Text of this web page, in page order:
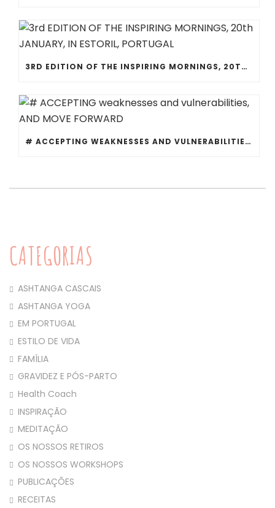
3RD EDITION OF THE INSPIRING MORNINGS, 20TH JANUARY, IN ESTORIL, PORTUGAL
# ACCEPTING WEAKNESSES AND VULNERABILITIES, AND MOVE FORWARD
CATEGORIAS
ASHTANGA CASCAIS
ASHTANGA YOGA
EM PORTUGAL
ESTILO DE VIDA
FAMÍLIA
GRAVIDEZ E PÓS-PARTO
Health Coach
INSPIRAÇÃO
MEDITAÇÃO
OS NOSSOS RETIROS
OS NOSSOS WORKSHOPS
PUBLICAÇÕES
RECEITAS